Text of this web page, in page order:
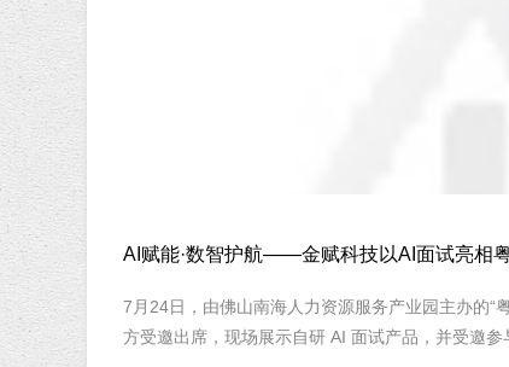
AI赋能·数智护航——金赋科技以AI面试亮相
7月24日，由佛山南海人力资源服务产业园主办的“
方受邀出席，现场展示自研 AI 面试产品，并受邀